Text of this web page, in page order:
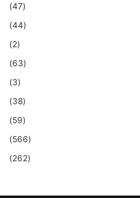
(47)
(44)
(2)
(63)
(3)
(38)
(59)
(566)
(262)